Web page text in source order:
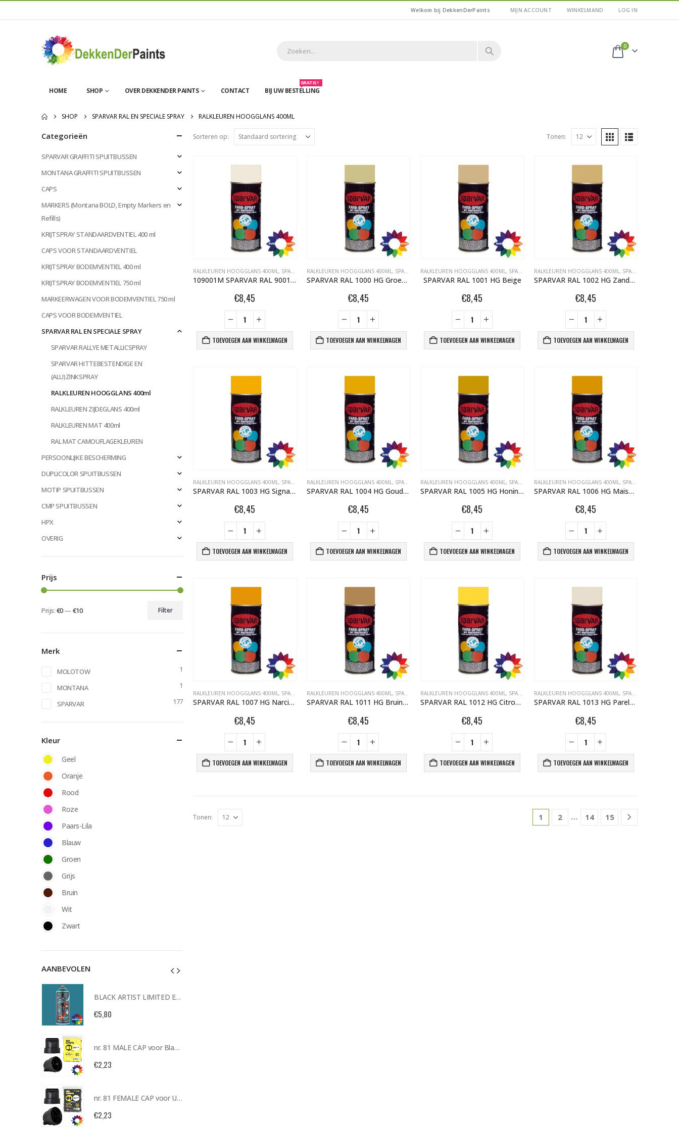
Welkom bij DekkenDerPaints MIJN ACCOUNT WINKELMAND LOG IN
0
HOME SHOP OVER DEKKENDER PAINTS CONTACT BIJ UW BESTELLING
GRATIS !
SHOP SPARVAR RAL EN SPECIALE SPRAY RALKLEUREN HOOGGLANS 400ML
Sorteren op: Tonen:
RALKLEUREN HOOGGLANS 400ML , SPARVAR GRAFFITI SPUITBUSSEN
109001M SPARVAR RAL 9001 MAT Cremewit 400 ml
€8,45
TOEVOEGEN AAN WINKELWAGEN
RALKLEUREN HOOGGLANS 400ML , SPARVAR GRAFFITI SPUITBUSSEN
SPARVAR RAL 1000 HG Groenbeige
€8,45
TOEVOEGEN AAN WINKELWAGEN
RALKLEUREN HOOGGLANS 400ML , SPARVAR GRAFFITI SPUITBUSSEN
SPARVAR RAL 1001 HG Beige
€8,45
TOEVOEGEN AAN WINKELWAGEN
RALKLEUREN HOOGGLANS 400ML , SPARVAR GRAFFITI SPUITBUSSEN
SPARVAR RAL 1002 HG Zandgeel
€8,45
TOEVOEGEN AAN WINKELWAGEN
RALKLEUREN HOOGGLANS 400ML, SPARVAR GRAFFITI SPUITBUSSEN
SPARVAR RAL 1003 HG Signaalgeel
€8,45
TOEVOEGEN AAN WINKELWAGEN
RALKLEUREN HOOGGLANS 400ML, SPARVAR GRAFFITI SPUITBUSSEN
SPARVAR RAL 1004 HG Goudgeel
€8,45
TOEVOEGEN AAN WINKELWAGEN
RALKLEUREN HOOGGLANS 400ML, SPARVAR GRAFFITI SPUITBUSSEN
SPARVAR RAL 1005 HG Honinggeel
€8,45
TOEVOEGEN AAN WINKELWAGEN
RALKLEUREN HOOGGLANS 400ML, SPARVAR GRAFFITI SPUITBUSSEN
SPARVAR RAL 1006 HG Maisgeel
€8,45
TOEVOEGEN AAN WINKELWAGEN
RALKLEUREN HOOGGLANS 400ML, SPARVAR GRAFFITI SPUITBUSSEN
SPARVAR RAL 1007 HG Narcissengeel
€8,45
TOEVOEGEN AAN WINKELWAGEN
RALKLEUREN HOOGGLANS 400ML, SPARVAR GRAFFITI SPUITBUSSEN
SPARVAR RAL 1011 HG Bruinbeige
€8,45
TOEVOEGEN AAN WINKELWAGEN
RALKLEUREN HOOGGLANS 400ML, SPARVAR GRAFFITI SPUITBUSSEN
SPARVAR RAL 1012 HG Citroengeel
€8,45
TOEVOEGEN AAN WINKELWAGEN
RALKLEUREN HOOGGLANS 400ML, SPARVAR GRAFFITI SPUITBUSSEN
SPARVAR RAL 1013 HG Parelwit
€8,45
TOEVOEGEN AAN WINKELWAGEN
Tonen: 1 2 … 14 15
Categorieën
SPARVAR GRAFFITI SPUITBUSSEN
MONTANA GRAFFITI SPUITBUSSEN
CAPS
MARKERS (Montana BOLD, Empty Markers en
Refills)
KRIJTSPRAY STANDAARDVENTIEL 400 ml
CAPS VOOR STANDAARDVENTIEL
KRIJTSPRAY BODEMVENTIEL 400 ml
KRIJTSPRAY BODEMVENTIEL 750 ml
MARKEERWAGEN VOOR BODEMVENTIEL 750 ml
CAPS VOOR BODEMVENTIEL
SPARVAR RAL EN SPECIALE SPRAY
SPARVAR RALLYE METALLICSPRAY
SPARVAR HITTEBESTENDIGE EN
(ALU)ZINKSPRAY
RALKLEUREN HOOGGLANS 400ml
RALKLEUREN ZIJDEGLANS 400ml
RALKLEUREN MAT 400ml
RAL MAT CAMOUFLAGEKLEUREN
PERSOONLIJKE BESCHERMING
DUPLICOLOR SPUITBUSSEN
MOTIP SPUITBUSSEN
CMP SPUITBUSSEN
HPX
OVERIG
Prijs
Min.
Max.
Filter
Prijs:€0— €10
Merk
MOLOTOW 1
MONTANA 1
SPARVAR 177
Kleur
Geel
Oranje
Rood
Roze
Paars-Lila
Blauw
Groen
Grijs
Bruin
Wit
Zwart
AANBEVOLEN
BLACK ARTIST LIMITED EDITION 29 BLK 6170 Bond Truluv 400ml 107254 NIEUW OP = OP
€5,80
nr. 81 MALE CAP voor Black & Gold cans 105092 per stuk
€2,23
nr. 81 FEMALE CAP voor ULTRAWIDE cans 105093 per stuk
€2,23